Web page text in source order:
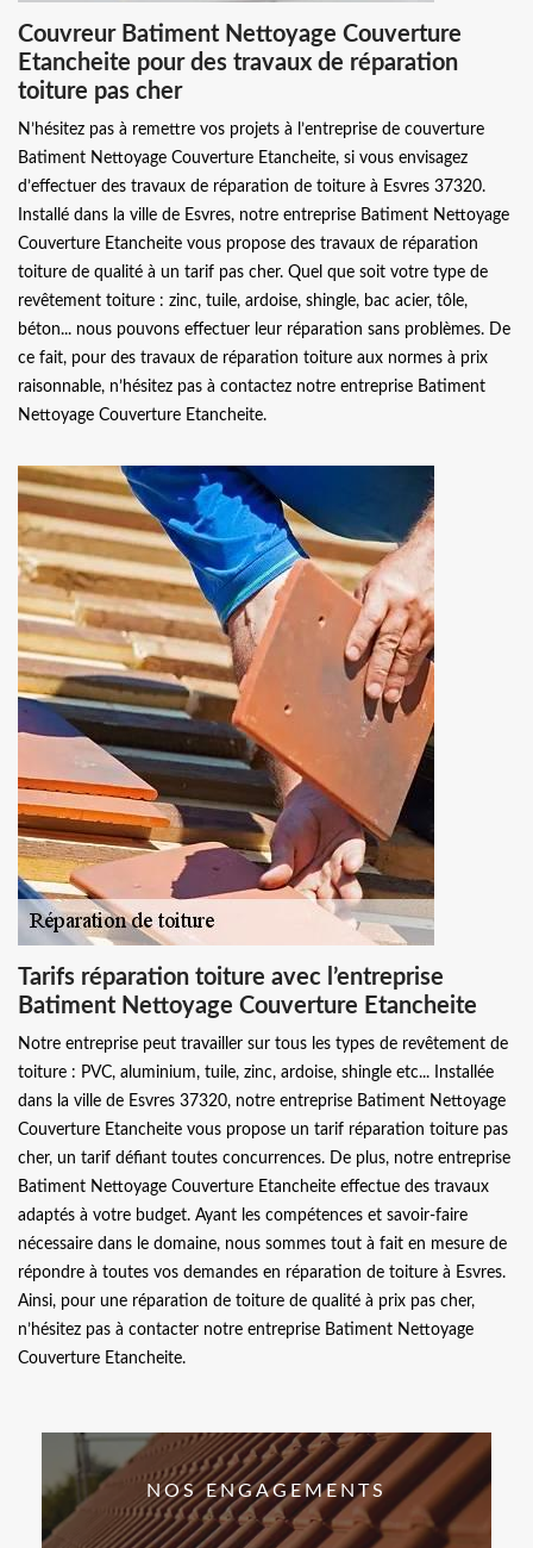
Couvreur Batiment Nettoyage Couverture
Etancheite pour des travaux de réparation
toiture pas cher
N’hésitez pas à remettre vos projets à l’entreprise de couverture
Batiment Nettoyage Couverture Etancheite, si vous envisagez
d’effectuer des travaux de réparation de toiture à Esvres 37320.
Installé dans la ville de Esvres, notre entreprise Batiment Nettoyage
Couverture Etancheite vous propose des travaux de réparation
toiture de qualité à un tarif pas cher. Quel que soit votre type de
revêtement toiture : zinc, tuile, ardoise, shingle, bac acier, tôle,
béton... nous pouvons effectuer leur réparation sans problèmes. De
ce fait, pour des travaux de réparation toiture aux normes à prix
raisonnable, n’hésitez pas à contactez notre entreprise Batiment
Nettoyage Couverture Etancheite.
Tarifs réparation toiture avec l’entreprise
Batiment Nettoyage Couverture Etancheite
Notre entreprise peut travailler sur tous les types de revêtement de
toiture : PVC, aluminium, tuile, zinc, ardoise, shingle etc... Installée
dans la ville de Esvres 37320, notre entreprise Batiment Nettoyage
Couverture Etancheite vous propose un tarif réparation toiture pas
cher, un tarif défiant toutes concurrences. De plus, notre entreprise
Batiment Nettoyage Couverture Etancheite effectue des travaux
adaptés à votre budget. Ayant les compétences et savoir-faire
nécessaire dans le domaine, nous sommes tout à fait en mesure de
répondre à toutes vos demandes en réparation de toiture à Esvres.
Ainsi, pour une réparation de toiture de qualité à prix pas cher,
n’hésitez pas à contacter notre entreprise Batiment Nettoyage
Couverture Etancheite.
NOS ENGAGEMENTS